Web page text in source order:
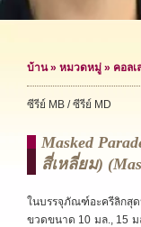
บ้าน» หมวดหมู่ » คอล
ซีรีย์ MB / ซีรีย์ MD
Masked
สี่เหลี่ยม)
ในบรรจุภัณฑ์อะครีลิกสุด
ขวดขนาด 10 มล., 15 ม